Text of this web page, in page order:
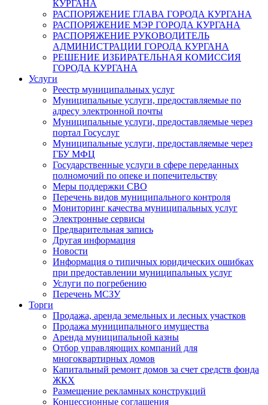
КУРГАНА
РАСПОРЯЖЕНИЕ ГЛАВА ГОРОДА КУРГАНА
РАСПОРЯЖЕНИЕ МЭР ГОРОДА КУРГАНА
РАСПОРЯЖЕНИЕ РУКОВОДИТЕЛЬ
АДМИНИСТРАЦИИ ГОРОДА КУРГАНА
РЕШЕНИЕ ИЗБИРАТЕЛЬНАЯ КОМИССИЯ
ГОРОДА КУРГАНА
Услуги
Реестр муниципальных услуг
Муниципальные услуги, предоставляемые по
адресу электронной почты
Муниципальные услуги, предоставляемые через
портал Госуслуг
Муниципальные услуги, предоставляемые через
ГБУ МФЦ
Государственные услуги в сфере переданных
полномочий по опеке и попечительству
Меры поддержки СВО
Перечень видов муниципального контроля
Мониторинг качества муниципальных услуг
Электронные сервисы
Предварительная запись
Другая информация
Новости
Информация о типичных юридических ошибках
при предоставлении муниципальных услуг
Услуги по погребению
Перечень МСЗУ
Торги
Продажа, аренда земельных и лесных участков
Продажа муниципального имущества
Аренда муниципальной казны
Отбор управляющих компаний для
многоквартирных домов
Капитальный ремонт домов за счет средств фонда
ЖКХ
Размещение рекламных конструкций
Концессионные соглашения